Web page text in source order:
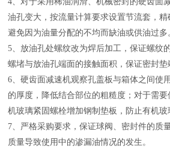
油孔变大，按流量计算要求设置节流套，精
避免因为油量分配的不均而缺油或供油过多
5、放油孔处螺纹改为焊后加工，保证螺纹
螺堵与放油孔端面的接触面积，保证密封垫
6、硬齿面减速机观察孔盖板与箱体之间使
的厚度，降低结合部位的粗糙度；对于需
机玻璃紧固螺栓增加钢制垫板，防止有机玻
7、严格采购要求，保证球阀、密封件的质
质量导致使用中的渗漏油情况的发生。